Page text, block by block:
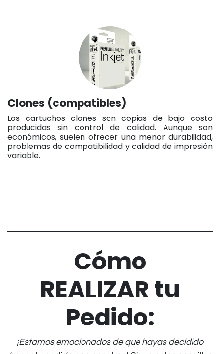
Clones (compatibles)
Los cartuchos clones son copias de bajo costo
producidas sin control de calidad. Aunque son
económicos, suelen ofrecer una menor durabilidad,
problemas de compatibilidad y calidad de impresión
variable.
Cómo
REALIZAR tu
Pedido:
¡Estamos emocionados de que hayas decidido